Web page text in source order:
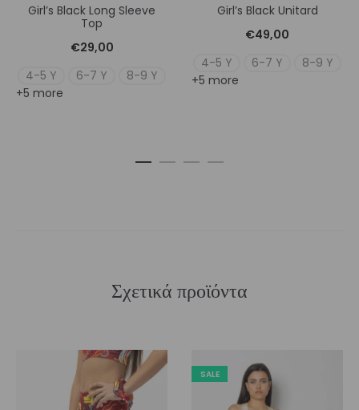
Girl’s Black Long Sleeve
Top
€29,00
4-5 Y
6-7 Y
8-9 Y
+5 more
Girl’s Black Unitard
€49,00
4-5 Y
6-7 Y
8-9 Y
+5 more
Σχετικά προϊόντα
SALE